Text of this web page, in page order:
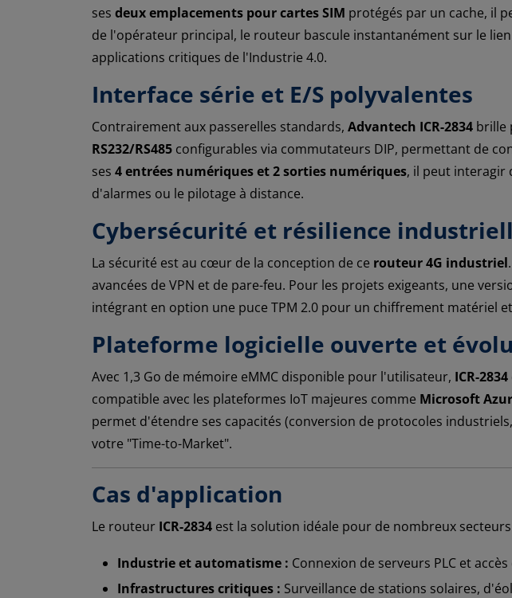
ses deux emplacements pour cartes SIM protégés par un cache, il
de l'opérateur principal, le routeur bascule instantanément sur le
applications critiques de l'Industrie 4.0.
Interface série et E/S polyvalentes
Contrairement aux passerelles standards, Advantech ICR-2834 brille
RS232/RS485 configurables via commutateurs DIP, permettant de
ses 4 entrées numériques et 2 sorties numériques, il peut interagir
d'alarmes ou le pilotage à distance.
Cybersécurité et résilience
La sécurité est au cœur de la conception de ce routeur 4G industriel
avancées de VPN et de pare-feu. Pour les projets exigeants, une
intégrant en option une puce TPM 2.0 pour un chiffrement matériel
Plateforme logicielle ouverte et
Avec 1,3 Go de mémoire eMMC disponible pour l'utilisateur, ICR-2834
compatible avec les plateformes IoT majeures comme Microsoft
permet d'étendre ses capacités (conversion de protocoles
votre "Time-to-Market".
Cas d'application
Le routeur ICR-2834 est la solution idéale pour de nombreux
Industrie et automatisme : Connexion de serveurs PLC et
Infrastructures critiques : Surveillance de stations solaires,